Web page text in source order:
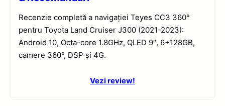
Recenzie completă a navigației Teyes CC3 360°
pentru Toyota Land Cruiser J300 (2021-2023):
Android 10, Octa-core 1.8GHz, QLED 9″, 6+128GB,
camere 360°, DSP și 4G.
Vezi review!